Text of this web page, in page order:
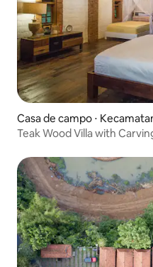
Casa de campo ⋅
Teak Wood Villa with